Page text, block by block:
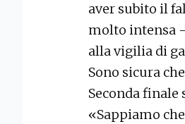
aver subito il
molto intensa
alla vigilia di
Sono sicura
Seconda
«Sappiamo